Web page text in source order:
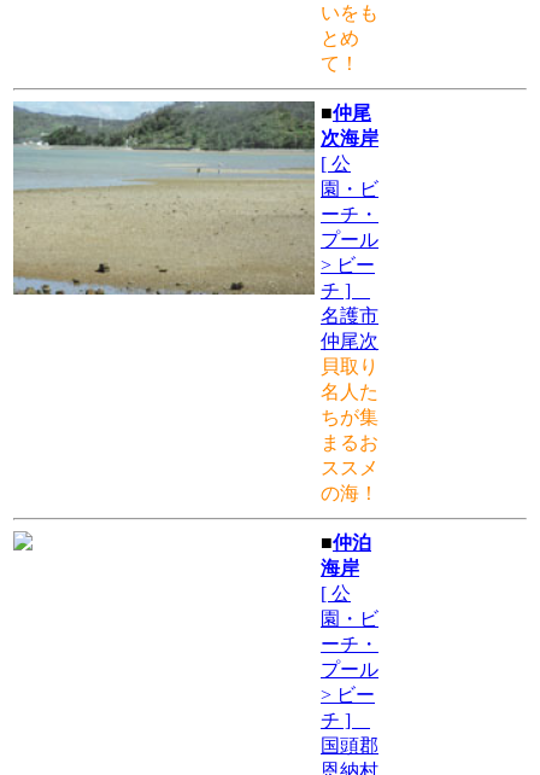
いをも
とめ
て！
■仲尾
次海岸
[ 公
園・ビ
ーチ・
プール
> ビー
チ ]
名護市
仲尾次
貝取り
名人た
ちが集
まるお
ススメ
の海！
■仲泊
海岸
[ 公
園・ビ
ーチ・
プール
> ビー
チ ]
国頭郡
恩納村